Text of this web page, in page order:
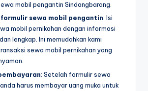
mobil pengantin Sindangbarang.
sewa mobil pengantin: Isi
mobil pernikahan dengan informasi
lengkap. Ini memudahkan kami
sewa mobil pernikahan yang
: Setelah formulir sewa
harus membayar uang muka untuk